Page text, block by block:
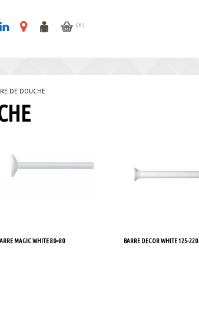
( 0 )
DE DOUCHE
MAGIC WHITE 80×80 BARRE DECOR WHITE 125-220